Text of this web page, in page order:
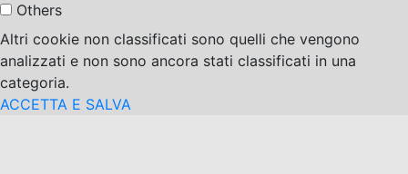
Others
Altri cookie non classificati sono quelli che vengono
analizzati e non sono ancora stati classificati in una
categoria.
ACCETTA E SALVA